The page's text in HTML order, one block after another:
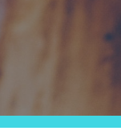
d’une réunion
des projets
ressources